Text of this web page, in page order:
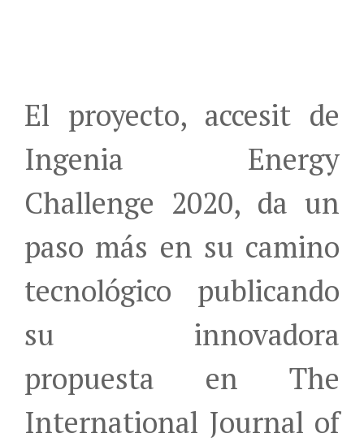
El proyecto, accesit de
Ingenia Energy
Challenge 2020, da un
paso más en su camino
tecnológico publicando
su innovadora
propuesta en The
International Journal of